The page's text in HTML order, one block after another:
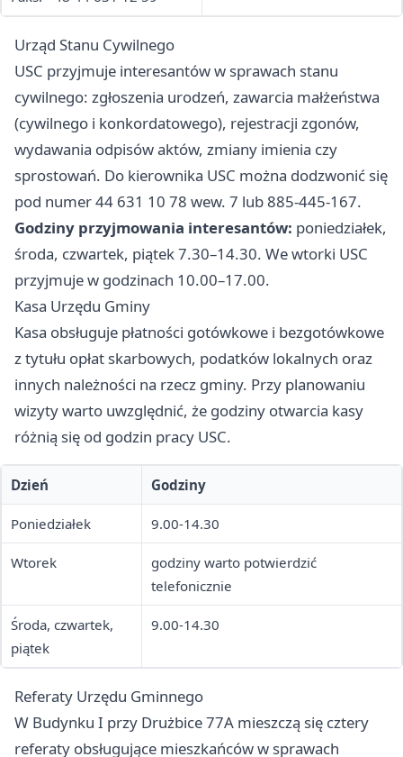
Urząd Stanu Cywilnego
USC przyjmuje interesantów w sprawach stanu
cywilnego: zgłoszenia urodzeń, zawarcia małżeństwa
(cywilnego i konkordatowego), rejestracji zgonów,
wydawania odpisów aktów, zmiany imienia czy
sprostowań. Do kierownika USC można dodzwonić się
pod numer 44 631 10 78 wew. 7 lub 885-445-167.
Godziny przyjmowania interesantów: poniedziałek,
środa, czwartek, piątek 7.30–14.30. We wtorki USC
przyjmuje w godzinach 10.00–17.00.
Kasa Urzędu Gminy
Kasa obsługuje płatności gotówkowe i bezgotówkowe
z tytułu opłat skarbowych, podatków lokalnych oraz
innych należności na rzecz gminy. Przy planowaniu
wizyty warto uwzględnić, że godziny otwarcia kasy
różnią się od godzin pracy USC.
Dzień Godziny
Poniedziałek 9.00-14.30
Wtorek
godziny warto potwierdzić
telefonicznie
Środa, czwartek,
piątek
9.00-14.30
Referaty Urzędu Gminnego
W Budynku I przy Drużbice 77A mieszczą się cztery
referaty obsługujące mieszkańców w sprawach